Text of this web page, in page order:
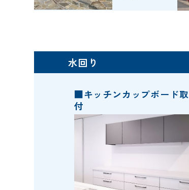
水回り
■キッチンカップボード取
付